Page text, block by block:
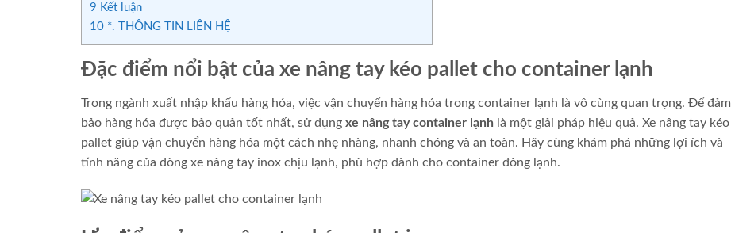
9 Kết luận
10 *. THÔNG TIN LIÊN HỆ
Đặc điểm nổi bật của xe nâng tay kéo pallet cho container lạnh
Trong ngành xuất nhập khẩu hàng hóa, việc vận chuyển hàng hóa trong container lạnh là vô cùng quan trọng. Để đảm
bảo hàng hóa được bảo quản tốt nhất, sử dụng xe nâng tay container lạnh là một giải pháp hiệu quả. Xe nâng tay kéo
pallet giúp vận chuyển hàng hóa một cách nhẹ nhàng, nhanh chóng và an toàn. Hãy cùng khám phá những lợi ích và
tính năng của dòng xe nâng tay inox chịu lạnh, phù hợp dành cho container đông lạnh.